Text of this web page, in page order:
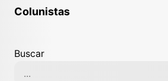
Colunistas
Buscar